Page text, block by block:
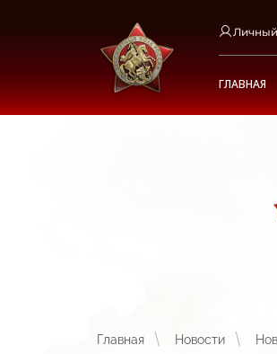
ГЛАВНАЯ
Главная Новости